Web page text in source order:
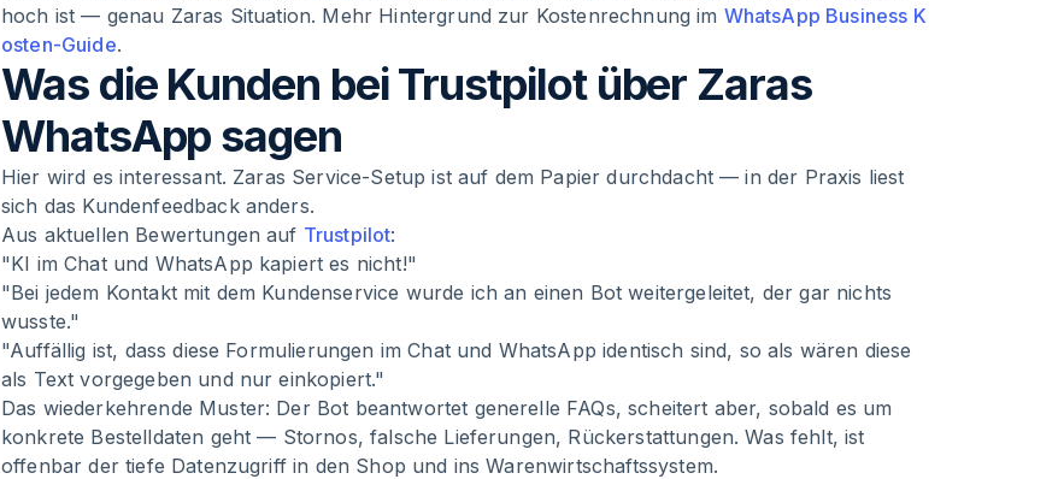
hoch ist — genau Zaras Situation. Mehr Hintergrund zur Kostenrechnung im WhatsApp Business K
osten-Guide.
Was die Kunden bei Trustpilot über Zaras
WhatsApp sagen
Hier wird es interessant. Zaras Service-Setup ist auf dem Papier durchdacht — in der Praxis liest
sich das Kundenfeedback anders.
Aus aktuellen Bewertungen auf Trustpilot:
"KI im Chat und WhatsApp kapiert es nicht!"
"Bei jedem Kontakt mit dem Kundenservice wurde ich an einen Bot weitergeleitet, der gar nichts
wusste."
"Auffällig ist, dass diese Formulierungen im Chat und WhatsApp identisch sind, so als wären diese
als Text vorgegeben und nur einkopiert."
Das wiederkehrende Muster: Der Bot beantwortet generelle FAQs, scheitert aber, sobald es um
konkrete Bestelldaten geht — Stornos, falsche Lieferungen, Rückerstattungen. Was fehlt, ist
offenbar der tiefe Datenzugriff in den Shop und ins Warenwirtschaftssystem.